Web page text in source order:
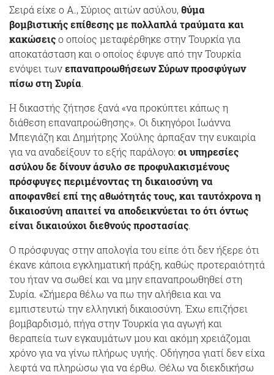
Σειρά είχε ο Α., Σύριος αιτών ασύλου, θύμα
βομβιστικής επίθεσης με πολλαπλά τραύματα και
κακώσειςο οποίος μεταφέρθηκε στην Τουρκία για
αποκατάσταση και ο οποίος έφυγε από την Τουρκία
ενόψει τωνεπαναπροωθήσεων Σύρων προσφύγων
πίσω στη Συρία.
Η δικαστής ζήτησε ξανά «να προκύπτει κάπως η
διάθεση επαναπροώθησης». Oι δικηγόροι Ιωάννα
Μπεγιάζη και Δημήτρης Χούλης άρπαξαν την ευκαιρία
για να αναδείξουν το εξής παράλογο: οι υπηρεσίες
ασύλου δε δίνουν άσυλο σε προφυλακισμένους
πρόσφυγες περιμένοντας τη δικαιοσύνη να
αποφανθεί επί της αθωότητάς τους, και ταυτόχρονα η
δικαιοσύνη απαιτεί να αποδεικνύεται το ότι όντως
είναι δικαιούχοι διεθνούς προστασίας.
Ο πρόσφυγας στην απολογία του είπε ότι δεν ήξερε ότι
έκανε κάποια εγκληματική πράξη, καθώς προτεραιότητά
του ήταν να σωθεί και να μην επαναπροωθηθεί στη
Συρία. «Σήμερα θέλω να πω την αλήθεια και να
εμπιστευτώ την ελληνική δικαιοσύνη. Έχω επιζήσει
βομβαρδισμό, πήγα στην Τουρκία για αγωγή και
θεραπεία των εγκαυμάτων μου και ακόμη χρειάζομαι
χρόνο για να γίνω πλήρως υγιής. Οδήγησα γιατί δεν είχα
λεφτά να πληρώσω για να έρθω. Θέλω να διεκδικήσω